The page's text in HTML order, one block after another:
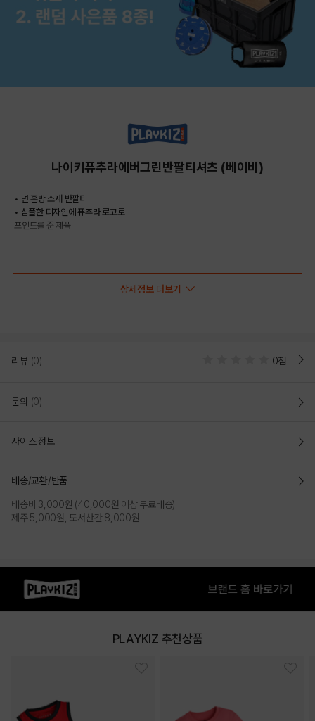
나이키퓨추라에버그린반팔티셔츠 (베이비)
• 면 혼방 소재 반팔티
• 심플한 디자인에 퓨추라 로고로
포인트를 준 제품
PRODUCT VIEW
상세정보 더보기
리뷰 (0) 0점
문의 (0)
사이즈 정보
배송/교환/반품
배송비 3,000원 (40,000원 이상 무료배송)
제주 5,000원, 도서산간 8,000원
PLAYKIZ 추천상품